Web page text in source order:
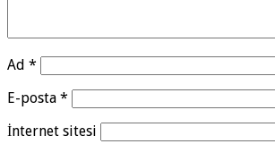
Ad *
E-posta *
İnternet sitesi